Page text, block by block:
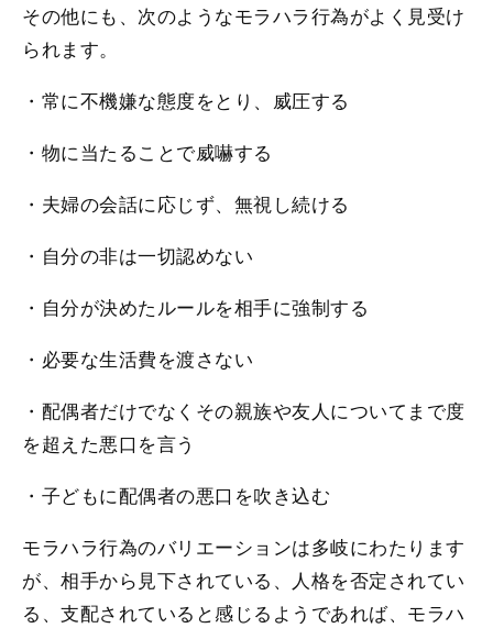
その他にも、次のようなモラハラ行為がよく見受け
られます。
・常に不機嫌な態度をとり、威圧する
・物に当たることで威嚇する
・夫婦の会話に応じず、無視し続ける
・自分の非は一切認めない
・自分が決めたルールを相手に強制する
・必要な生活費を渡さない
・配偶者だけでなくその親族や友人についてまで度
を超えた悪口を言う
・子どもに配偶者の悪口を吹き込む
モラハラ行為のバリエーションは多岐にわたります
が、相手から見下されている、人格を否定されてい
る、支配されていると感じるようであれば、モラハ